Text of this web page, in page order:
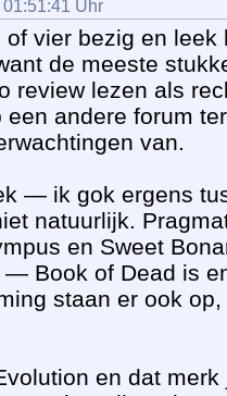
Uhr
vier bezig en leek
de meeste
review lezen als
andere forum
van.
— ik gok ergens
natuurlijk.
en Sweet
— Book of Dead is
staan er ook
en dat